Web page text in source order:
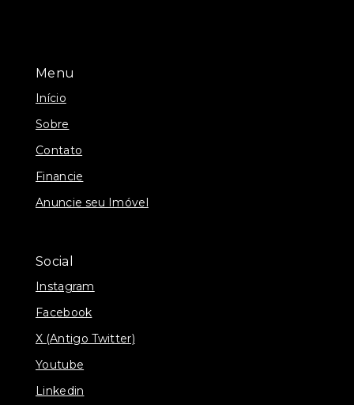
Menu
Início
Sobre
Contato
Financie
Anuncie seu Imóvel
Social
Instagram
Facebook
X (Antigo Twitter)
Youtube
Linkedin